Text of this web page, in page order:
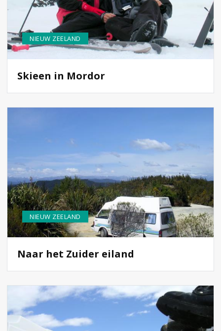
NIEUW ZEELAND
Skieen in Mordor
NIEUW ZEELAND
Naar het Zuider eiland